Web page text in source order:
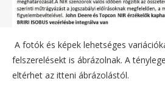
A fotók és képek lehetséges
felszerelésekt is ábrázolnak. A
eltérhet az itteni ábrázolástól.